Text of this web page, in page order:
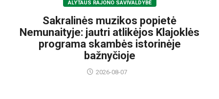
ALYTAUS RAJONO SAVIVALDYBĖ
Sakralinės muzikos popietė
Nemunaityje: jautri atlikėjos Klajoklės
programa skambės istorinėje
bažnyčioje
2026-08-07